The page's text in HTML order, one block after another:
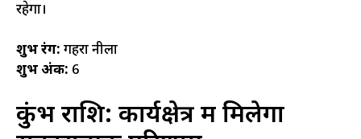
रहेगा।
शुभ रंग: गहरा नीला
शुभ अंक: 6
कुंभ राशि: कार्यक्षेत्र में मिलेगा